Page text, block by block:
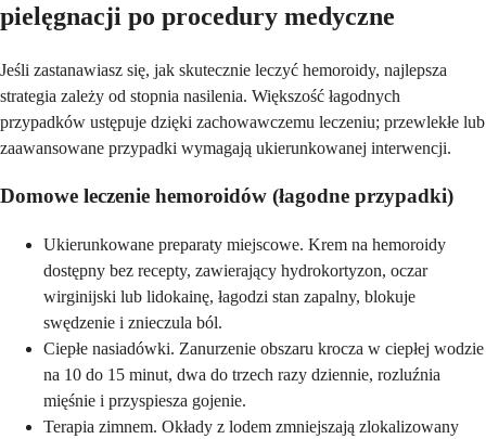
pielęgnacji po procedury medyczne
Jeśli zastanawiasz się, jak skutecznie leczyć hemoroidy, najlepsza
strategia zależy od stopnia nasilenia. Większość łagodnych
przypadków ustępuje dzięki zachowawczemu leczeniu; przewlekłe lub
zaawansowane przypadki wymagają ukierunkowanej interwencji.
Domowe leczenie hemoroidów (łagodne przypadki)
Ukierunkowane preparaty miejscowe. Krem na hemoroidy
dostępny bez recepty, zawierający hydrokortyzon, oczar
wirginijski lub lidokainę, łagodzi stan zapalny, blokuje
swędzenie i znieczula ból.
Ciepłe nasiadówki. Zanurzenie obszaru krocza w ciepłej wodzie
na 10 do 15 minut, dwa do trzech razy dziennie, rozluźnia
mięśnie i przyspiesza gojenie.
Terapia zimnem. Okłady z lodem zmniejszają zlokalizowany